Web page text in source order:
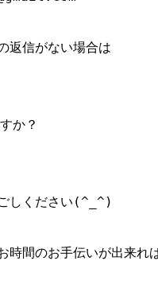
返信がない場合は
か？
しください(^_^)
時間のお手伝いが出来れ